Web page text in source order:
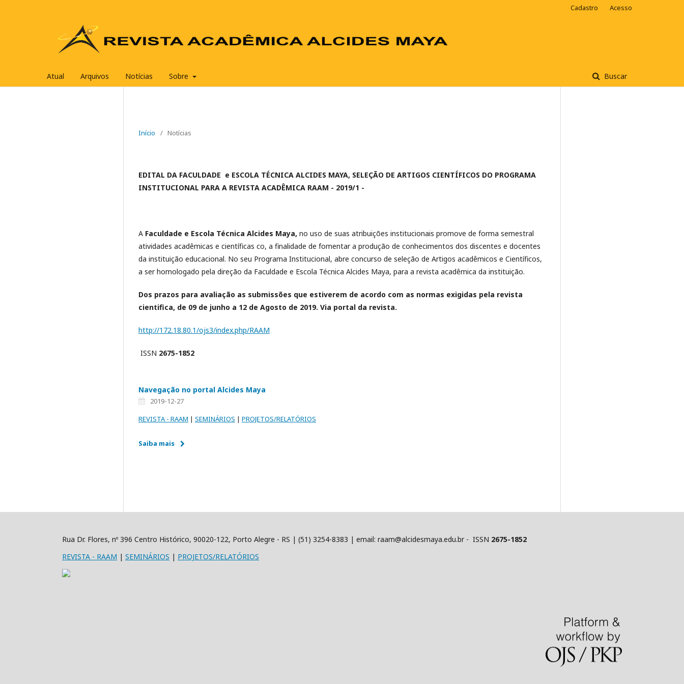
Atual Arquivos Notícias Sobre Buscar
Cadastro Acesso
Início / Notícias
EDITAL DA FACULDADE e ESCOLA TÉCNICA ALCIDES MAYA, SELEÇÃO DE ARTIGOS CIENTÍFICOS DO PROGRAMA
INSTITUCIONAL PARA A REVISTA ACADÊMICA RAAM - 2019/1 -
A Faculdade e Escola Técnica Alcides Maya, no uso de suas atribuições institucionais promove de forma semestral
atividades acadêmicas e científicas co, a finalidade de fomentar a produção de conhecimentos dos discentes e docentes
da instituição educacional. No seu Programa Institucional, abre concurso de seleção de Artigos acadêmicos e Científicos,
a ser homologado pela direção da Faculdade e Escola Técnica Alcides Maya, para a revista acadêmica da instituição.
Dos prazos para avaliação as submissões que estiverem de acordo com as normas exigidas pela revista
cientifica, de 09 de junho a 12 de Agosto de 2019. Via portal da revista.
http://172.18.80.1/ojs3/index.php/RAAM
ISSN 2675-1852
Navegação no portal Alcides Maya
2019-12-27
REVISTA- RAAM | SEMINÁRIOS | PROJETOS/RELATÓRIOS
Saiba mais
Rua Dr. Flores, nº 396 Centro Histórico, 90020-122, Porto Alegre - RS | (51) 3254-8383 | email: raam@alcidesmaya.edu.br - ISSN 2675-1852
REVISTA - RAAM | SEMINÁRIOS | PROJETOS/RELATÓRIOS